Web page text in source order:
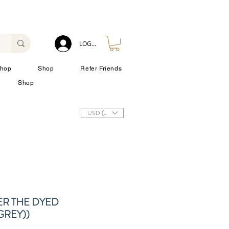
Shop
Refer Friends
Shop
LOG IN
USD ($)
THE DYED